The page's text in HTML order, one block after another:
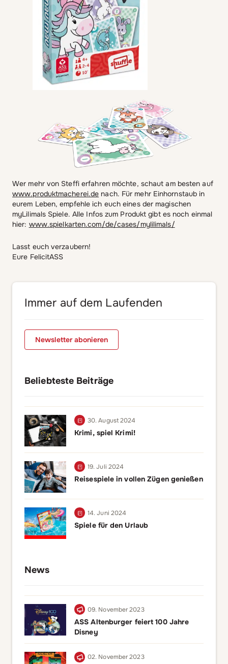
Wer mehr von Steffi erfahren möchte, schaut am besten auf
www.produktmacherei.de nach. Für mehr Einhornstaub in
eurem Leben, empfehle ich euch eines der magischen
myLilimals Spiele. Alle Infos zum Produkt gibt es noch einmal
hier: www.spielkarten.com/de/cases/mylilimals/
Lasst euch verzaubern!
Eure FelicitASS
Immer auf dem Laufenden
Newsletter abonieren
Beliebteste Beiträge
30. August 2024
Krimi, spiel Krimi!
19. Juli 2024
Reisespiele in vollen Zügen genießen
14. Juni 2024
Spiele für den Urlaub
News
09. November 2023
ASS Altenburger feiert 100 Jahre
Disney
02. November 2023